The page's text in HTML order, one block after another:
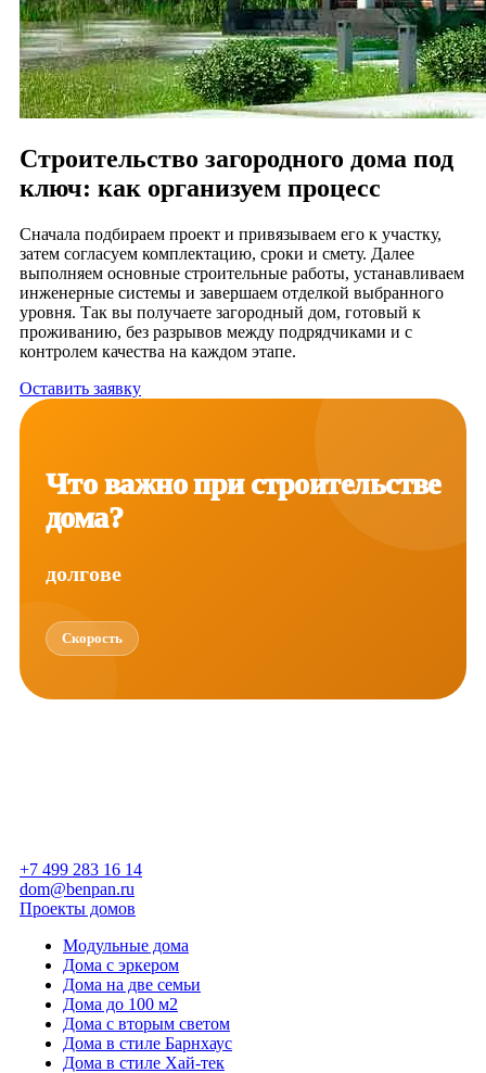
Строительство загородного дома под
ключ: как организуем процесс
Сначала подбираем проект и привязываем его к участку,
затем согласуем комплектацию, сроки и смету. Далее
выполняем основные строительные работы, устанавливаем
инженерные системы и завершаем отделкой выбранного
уровня. Так вы получаете загородный дом, готовый к
проживанию, без разрывов между подрядчиками и с
контролем качества на каждом этапе.
Оставить заявку
Что важно при строительстве
дома?
долговечность
Скорость
+7 499 283 16 14
dom@benpan.ru
Проекты домов
Модульные дома
Дома с эркером
Дома на две семьи
Дома до 100 м2
Дома с вторым светом
Дома в стиле Барнхаус
Дома в стиле Хай-тек